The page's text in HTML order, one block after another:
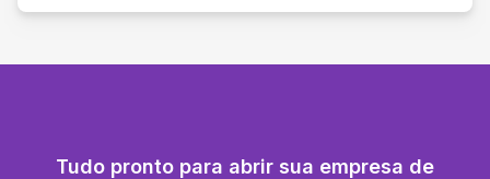
Tudo pronto para abrir sua empresa de